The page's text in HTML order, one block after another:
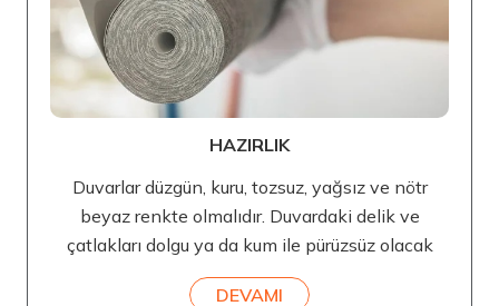
HAZIRLIK
Duvarlar düzgün, kuru, tozsuz, yağsız ve nötr
beyaz renkte olmalıdır. Duvardaki delik ve
çatlakları dolgu ya da kum ile pürüzsüz olacak
DEVAMI